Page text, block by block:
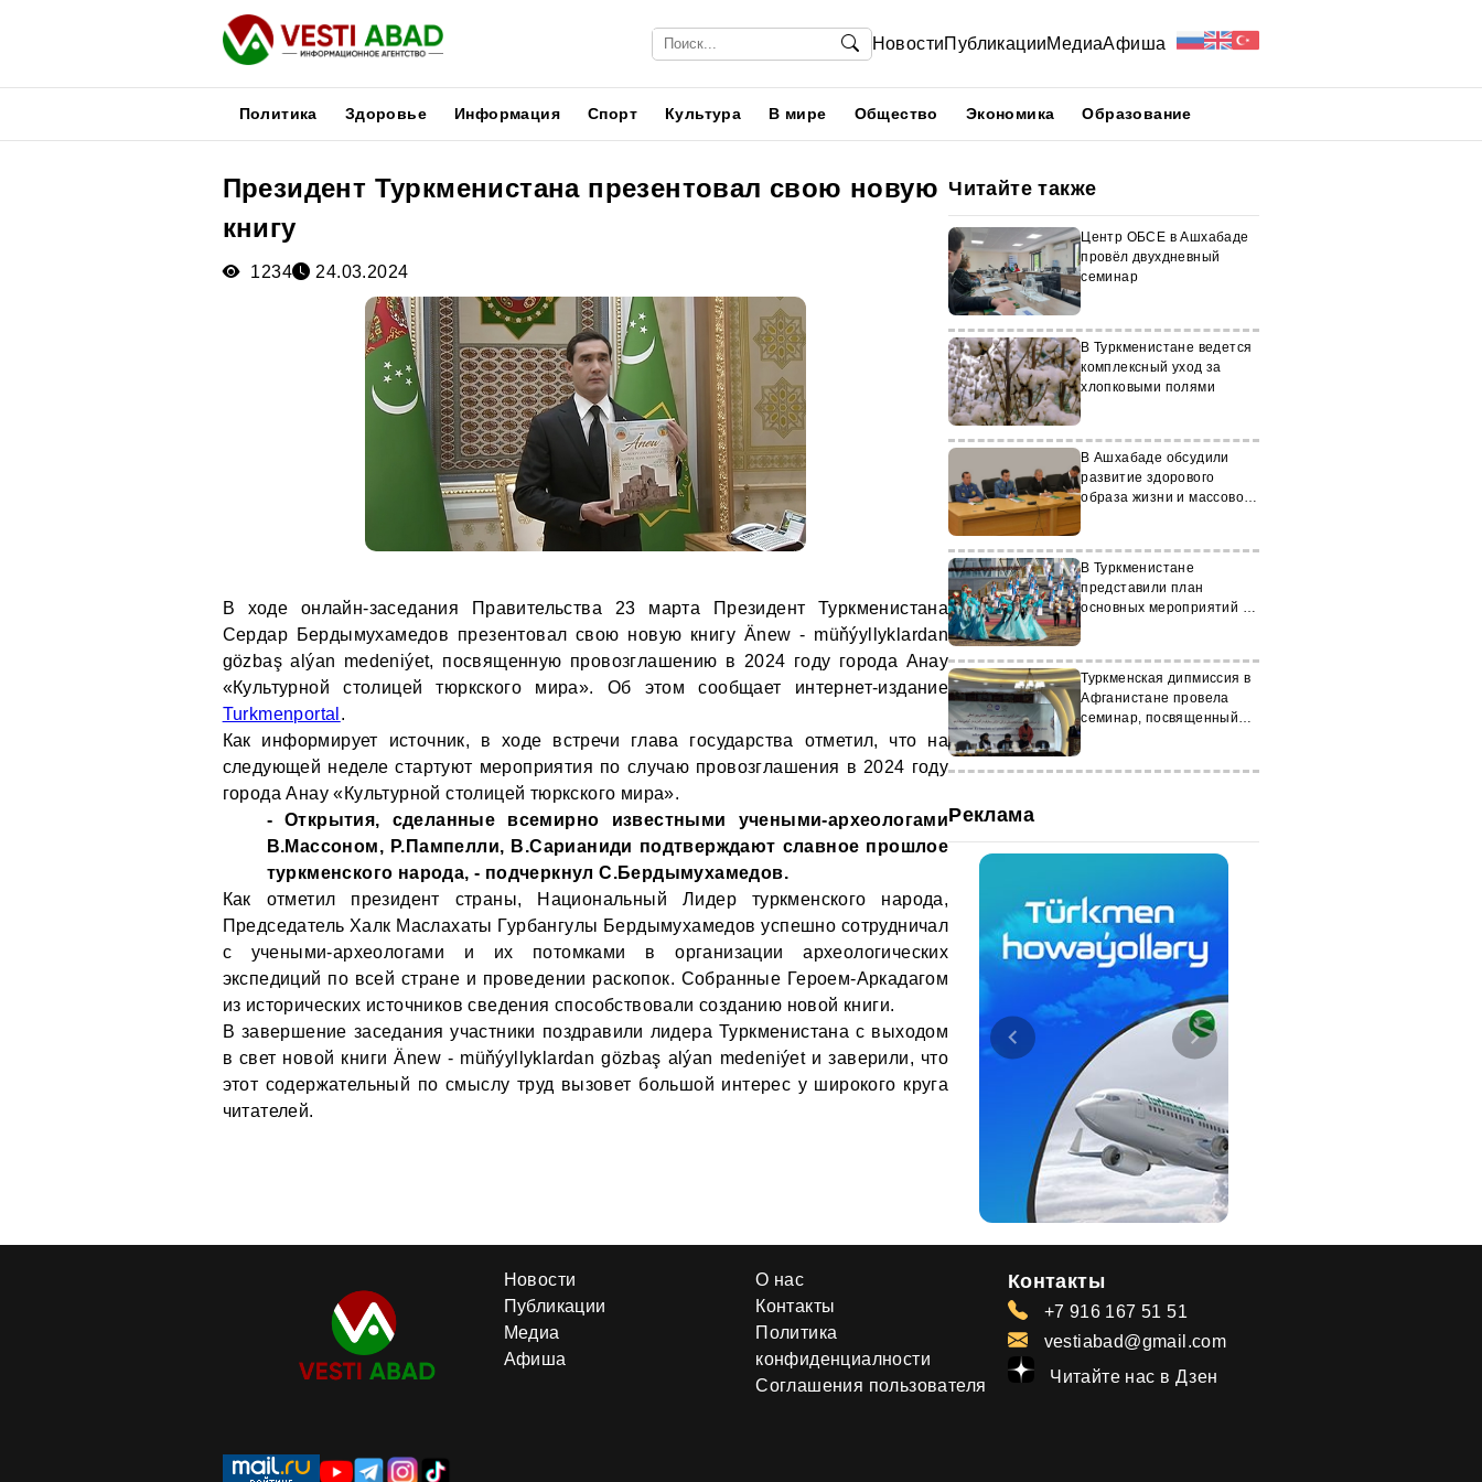
НовостиПубликацииМедиаАфиша
Политика Здоровье Информация Спорт Культура В мире Общество Экономика Образование
Президент Туркменистана презентовал свою новую
книгу
1234 24.03.2024
В ходе онлайн-заседания Правительства 23 марта Президент Туркменистана
Сердар Бердымухамедов презентовал свою новую книгу Änew - müňýyllyklardan
gözbaş alýan medeniýet, посвященную провозглашению в 2024 году города Анау
«Культурной столицей тюркского мира». Об этом сообщает интернет-издание
Turkmenportal .
Как информирует источник, в ходе встречи глава государства отметил, что на
следующей неделе стартуют мероприятия по случаю провозглашения в 2024 году
города Анау «Культурной столицей тюркского мира».
- Открытия, сделанные всемирно известными учеными-археологами
В.Массоном, Р.Пампелли, В.Сарианиди подтверждают славное прошлое
туркменского народа, - подчеркнул С.Бердымухамедов.
Как отметил президент страны, Национальный Лидер туркменского народа,
Председатель Халк Маслахаты Гурбангулы Бердымухамедов успешно сотрудничал
с учеными-археологами и их потомками в организации археологических
экспедиций по всей стране и проведении раскопок. Собранные Героем-Аркадагом
из исторических источников сведения способствовали созданию новой книги.
В завершение заседания участники поздравили лидера Туркменистана с выходом
в свет новой книги Änew - müňýyllyklardan gözbaş alýan medeniýet и заверили, что
этот содержательный по смыслу труд вызовет большой интерес у широкого круга
читателей.
Читайте также
Центр ОБСЕ в Ашхабаде
провёл двухдневный
семинар
В Туркменистане ведется
комплексный уход за
хлопковыми полями
В Ашхабаде обсудили
развитие здорового
образа жизни и массового
В Туркменистане
представили план
основных мероприятий на
Туркменская дипмиссия в
Афганистане провела
семинар, посвященный
Реклама
Новости
Публикации
Медиа
Афиша
О нас
Контакты
Политика
конфиденциалности
Соглашения пользователя
Контакты
+7 916 167 51 51
vestiabad@gmail.com
Читайте нас в Дзен